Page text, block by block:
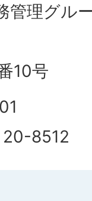
管理グル
10号
20-8512